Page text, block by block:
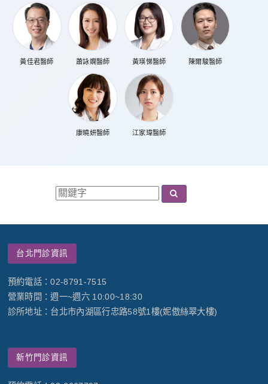
黃佳君醫師 蕭詠嫻醫師 黃瑛悌醫師 陳爾駿醫師
康曉妍醫師 江家瑋醫師
台北門診資訊
預約電話：02-8791-7515
營業時間：週一~週六 10:00~18:30
診所地址：台北市內湖區行忠路58號1樓(妮傲絲翠大樓)
新竹門診資訊